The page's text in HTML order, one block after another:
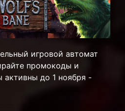
игровой автомат
промокоды и
активны до 1 ноября -